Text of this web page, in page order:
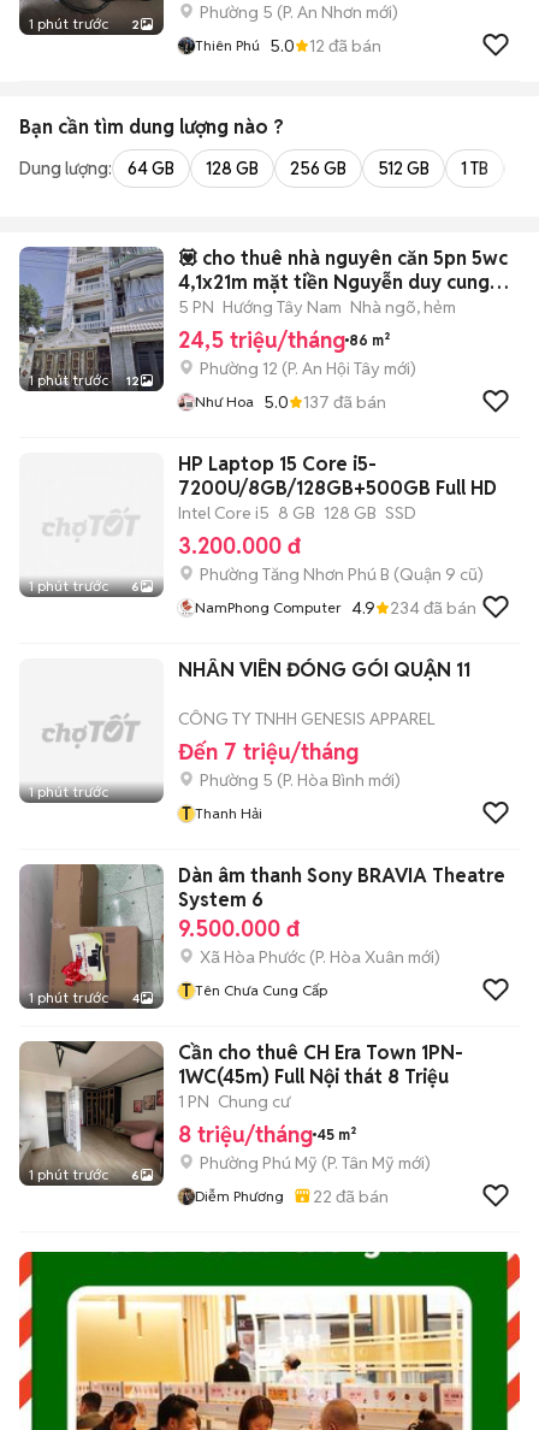
1 phút trước 2
Phường 5 (P. An Nhơn mới)
Thiên Phú 5.0 12 đã bán
Bạn cần tìm dung lượng nào ?
Dung lượng: 64 GB 128 GB 256 GB 512 GB 1 TB
1 phút trước 12
💟 cho thuê nhà nguyên căn 5pn 5wc
4,1x21m mặt tiền Nguyễn duy cung
p12
5 PN Hướng Tây Nam Nhà ngõ, hẻm
24,5 triệu/tháng 86 m²
Phường 12 (P. An Hội Tây mới)
Như Hoa 5.0 137 đã bán
1 phút trước 6
HP Laptop 15 Core i5-
7200U/8GB/128GB+500GB Full HD
Intel Core i5 8 GB 128 GB SSD
3.200.000 đ
Phường Tăng Nhơn Phú B (Quận 9 cũ)
NamPhong Computer 4.9 234đã bán
1 phút trước
NHÂN VIÊN ĐÓNG GÓI QUẬN 11
CÔNG TY TNHH GENESIS APPAREL
Đến 7 triệu/tháng
Phường 5 (P. Hòa Bình mới)
T Thanh Hải
1 phút trước 4
Dàn âm thanh Sony BRAVIA Theatre
System 6
9.500.000 đ
Xã Hòa Phước (P. Hòa Xuân mới)
T Tên Chưa Cung Cấp
1 phút trước 6
Cần cho thuê CH Era Town 1PN-
1WC(45m) Full Nội thát 8 Triệu
1 PN Chung cư
8 triệu/tháng 45 m²
Phường Phú Mỹ (P. Tân Mỹ mới)
Diễm Phương 22 đã bán